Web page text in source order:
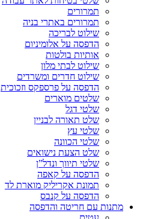
תמרורים
תמרורים באתרי בניה
שילוט לבריכה
הדפסה על אלומיניום
אותיות בולטות
שילוט לבתי מלון
שילוט חדרים ומשרדים
הדפסה על פרספקס וזכוכית
שלטים מוארים
שלטי דגל
שלט תאורה לבניין
שלטי עץ
שלטי הכוונה
שלט הצעת נישואים
שלטי תיווך ונדל”ן
הדפסה על קאפה
תמונת אקריליק מוארת לד
הדפסה על קנבס
מתנות עם חריטה והדפסה